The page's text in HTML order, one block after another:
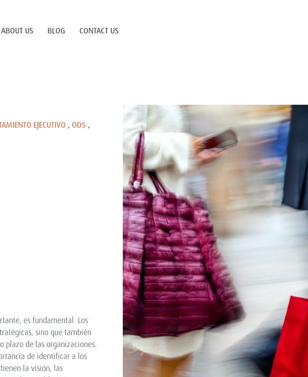
ABOUT US BLOG CONTACT US
EJECUTIVO , ODS ,
es fundamental. Los
sino que también
plazo de las organizaciones.
de identificar a los
la visión, las